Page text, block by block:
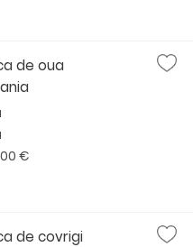
de oua
€
de covrigi